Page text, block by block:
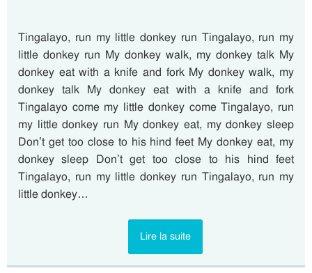
Tingalayo, run my little donkey run Tingalayo, run my
little donkey run My donkey walk, my donkey talk My
donkey eat with a knife and fork My donkey walk, my
donkey talk My donkey eat with a knife and fork
Tingalayo come my little donkey come Tingalayo, run
my little donkey run My donkey eat, my donkey sleep
Don’t get too close to his hind feet My donkey eat, my
donkey sleep Don’t get too close to his hind feet
Tingalayo, run my little donkey run Tingalayo, run my
little donkey…
Lire la suite